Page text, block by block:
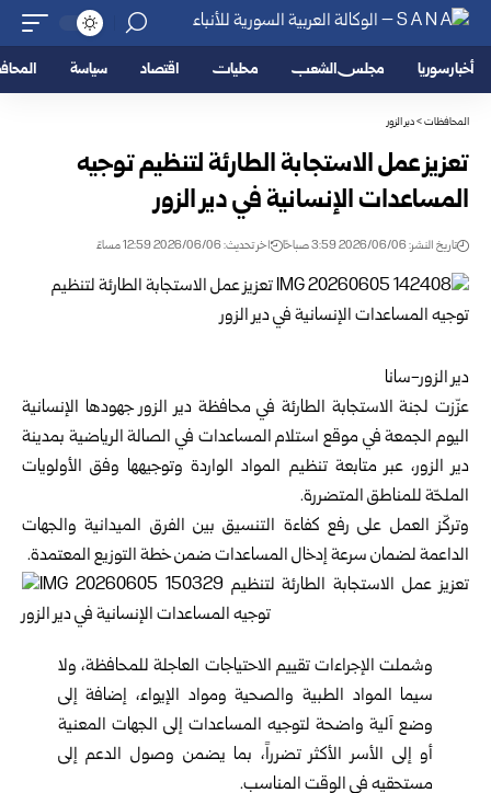
أخبار سوريا مجلس الشعب محليات اقتصاد سياسة
المحافظات>دير الزور
تعزيز عمل الاستجابة الطارئة لتنظيم توجيه
المساعدات الإنسانية في دير الزور
تاريخ النشر: 2026/06/06 3:59 صباحًا اخر تحديث: 2026/06/06 12:59 مساءً
دير الزور-سانا
عزّزت لجنة الاستجابة الطارئة في محافظة دير الزورجهودها الإنسانية
اليوم الجمعة في موقع استلام المساعدات في الصالة الرياضية بمدينة
دير الزور، عبر متابعة تنظيم المواد الواردة وتوجيهها وفق الأولويات
الملحّة للمناطق المتضررة.
وتركّز العمل على رفع كفاءة التنسيق بين الفرق الميدانية والجهات
الداعمة لضمان سرعة إدخال المساعدات ضمن خطة التوزيع المعتمدة.
وشملت الإجراءات تقييم الاحتياجات العاجلة للمحافظة، ولا
سيما المواد الطبية والصحية ومواد الإيواء، إضافة إلى
وضع آلية واضحة لتوجيه المساعدات إلى الجهات المعنية
أو إلى الأسر الأكثر تضرراً، بما يضمن وصول الدعم إلى
مستحقيه في الوقت المناسب.